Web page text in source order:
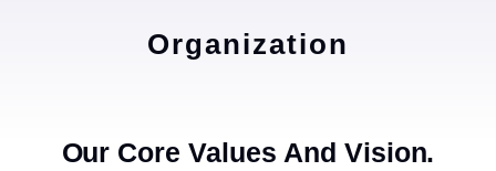
Organization
Our Core Values And Vision.